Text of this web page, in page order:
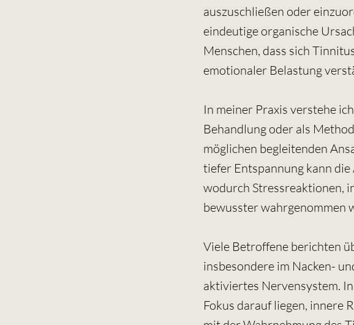
auszuschließen oder
eindeutige organische
Menschen, dass sich
emotionaler Belastung
In meiner Praxis verstehe
Behandlung oder als
möglichen begleitenden
tiefer Entspannung kann
wodurch Stressreaktionen,
bewusster wahrgenommen
Viele Betroffene berichten
insbesondere im Nacken-
aktiviertes Nervensystem.
Fokus darauf liegen, innere